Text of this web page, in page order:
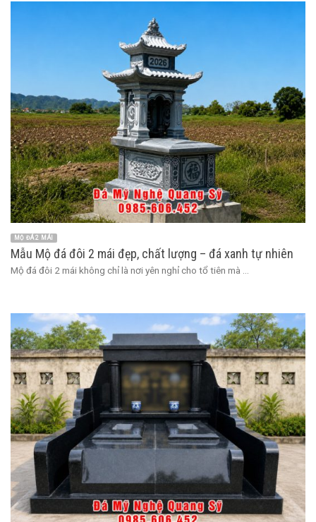
MỘ ĐÁ 2 MÁI
Mẫu Mộ đá đôi 2 mái đẹp, chất lượng – đá xanh tự nhiên
Mộ đá đôi 2 mái không chỉ là nơi yên nghỉ cho tổ tiên mà ...